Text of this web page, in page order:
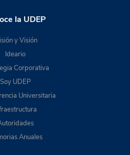
la UDEP
y Visión
Ideario
Corporativa
Soy UDEP
Universitaria
Anuales